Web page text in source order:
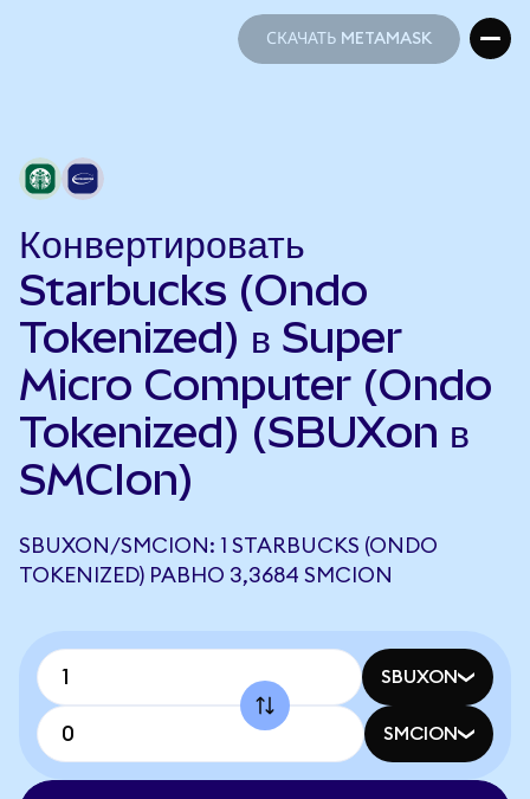
СКАЧАТЬ METAMASK
Конвертировать
Starbucks (Ondo
Tokenized) в Super
Micro Computer (Ondo
Tokenized) (SBUXon в
SMCIon)
SBUXON/SMCION: 1 STARBUCKS (ONDO
TOKENIZED) РАВНО 3,3684 SMCION
SBUXON
SMCION